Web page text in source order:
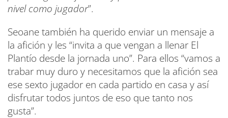
nivel como jugador”.
Seoane también ha querido enviar un mensaje a
la afición y les “invita a que vengan a llenar El
Plantío desde la jornada uno”. Para ellos “vamos a
trabar muy duro y necesitamos que la afición sea
ese sexto jugador en cada partido en casa y así
disfrutar todos juntos de eso que tanto nos
gusta”.